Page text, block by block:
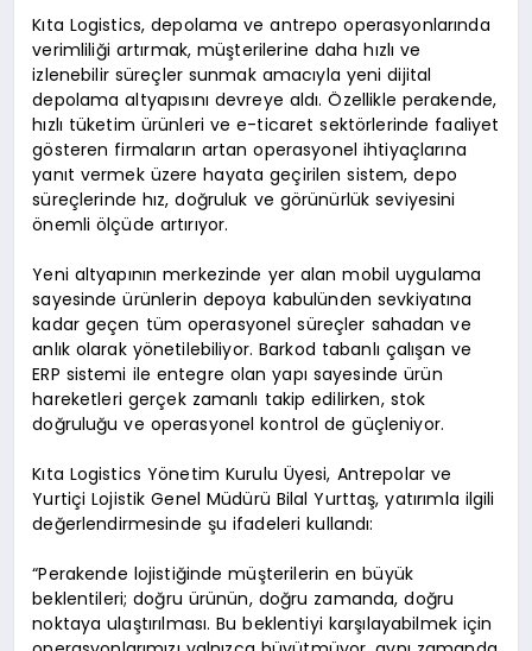
Kıta Logistics, depolama ve antrepo operasyonlarında
verimliliği artırmak, müşterilerine daha hızlı ve
izlenebilir süreçler sunmak amacıyla yeni dijital
depolama altyapısını devreye aldı. Özellikle perakende,
hızlı tüketim ürünleri ve e-ticaret sektörlerinde faaliyet
gösteren firmaların artan operasyonel ihtiyaçlarına
yanıt vermek üzere hayata geçirilen sistem, depo
süreçlerinde hız, doğruluk ve görünürlük seviyesini
önemli ölçüde artırıyor.
Yeni altyapının merkezinde yer alan mobil uygulama
sayesinde ürünlerin depoya kabulünden sevkiyatına
kadar geçen tüm operasyonel süreçler sahadan ve
anlık olarak yönetilebiliyor. Barkod tabanlı çalışan ve
ERP sistemi ile entegre olan yapı sayesinde ürün
hareketleri gerçek zamanlı takip edilirken, stok
doğruluğu ve operasyonel kontrol de güçleniyor.
Kıta Logistics Yönetim Kurulu Üyesi, Antrepolar ve
Yurtiçi Lojistik Genel Müdürü Bilal Yurttaş, yatırımla ilgili
değerlendirmesinde şu ifadeleri kullandı:
“Perakende lojistiğinde müşterilerin en büyük
beklentileri; doğru ürünün, doğru zamanda, doğru
noktaya ulaştırılması. Bu beklentiyi karşılayabilmek için